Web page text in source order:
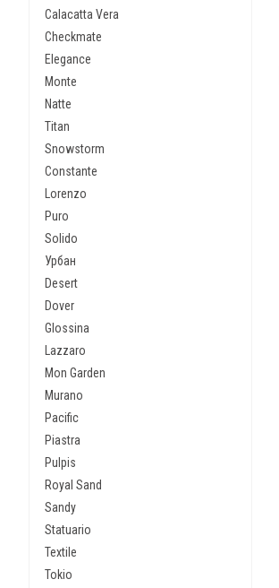
Calacatta Vera
Checkmate
Elegance
Monte
Natte
Titan
Snowstorm
Constante
Lorenzo
Puro
Solido
Урбан
Desert
Dover
Glossina
Lazzaro
Mon Garden
Murano
Pacific
Piastra
Pulpis
Royal Sand
Sandy
Statuario
Textile
Tokio